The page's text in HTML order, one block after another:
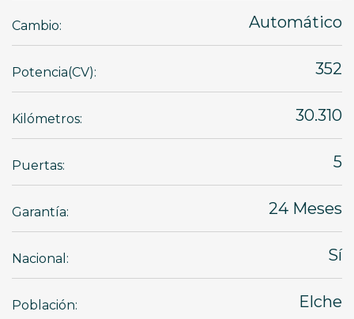
Cambio: Automático
Potencia(CV): 352
Kilómetros: 30.310
Puertas: 5
Garantía: 24 Meses
Nacional: Sí
Población: Elche